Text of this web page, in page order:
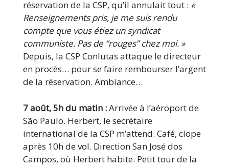
réservation de la CSP, qu’il annulait tout : «
Renseignements pris, je me suis rendu
compte que vous étiez un syndicat
communiste. Pas de ‘‘rouges’’ chez moi. »
Depuis, la CSP Conlutas attaque le directeur
en procès… pour se faire rembourser l’argent
de la réservation. Ambiance…
7 août, 5h du matin :Arrivée à l’aéroport de
São Paulo. Herbert, le secrétaire
international de la CSP m’attend. Café, clope
après 10h de vol. Direction San José dos
Campos, où Herbert habite. Petit tour de la